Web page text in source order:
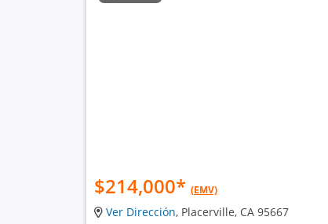
$214,000* (EMV)
Ver Dirección, Placerville, CA 95667